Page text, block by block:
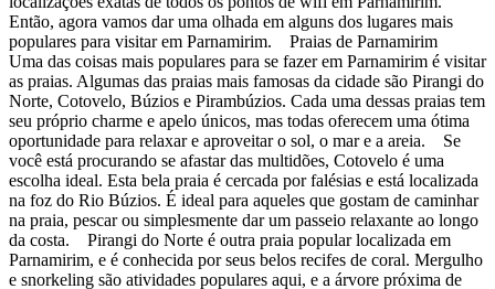
Então, agora vamos dar uma olhada em alguns dos lugares mais
populares para visitar em Parnamirim. Praias de Parnamirim
Uma das coisas mais populares para se fazer em Parnamirim é visitar
as praias. Algumas das praias mais famosas da cidade são Pirangi do
Norte, Cotovelo, Búzios e Pirambúzios. Cada uma dessas praias tem
seu próprio charme e apelo únicos, mas todas oferecem uma ótima
oportunidade para relaxar e aproveitar o sol, o mar e a areia. Se
você está procurando se afastar das multidões, Cotovelo é uma
escolha ideal. Esta bela praia é cercada por falésias e está localizada
na foz do Rio Búzios. É ideal para aqueles que gostam de caminhar
na praia, pescar ou simplesmente dar um passeio relaxante ao longo
da costa. Pirangi do Norte é outra praia popular localizada em
Parnamirim, e é conhecida por seus belos recifes de coral. Mergulho
e snorkeling são atividades populares aqui, e a árvore próxima de